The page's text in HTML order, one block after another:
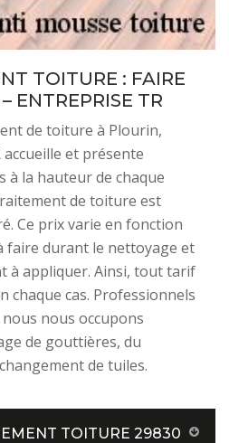
TOITURE : FAIRE
ENTREPRISE TR
de toiture à Plourin,
et présente
à la hauteur de chaque
de toiture est
Ce prix varie en fonction
faire durant le nettoyage et
à appliquer. Ainsi, tout tarif
chaque cas. Professionnels
nous occupons
de gouttières, du
de tuiles.
TOITURE 29830